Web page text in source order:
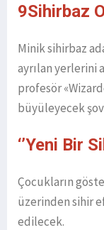
9Sihirbaz
Minik sihirbaz
ayrılan yerlerini
profesör
büyüleyecek
‘’Yeni Bir
Çocukların
üzerinden sihir
edilecek.